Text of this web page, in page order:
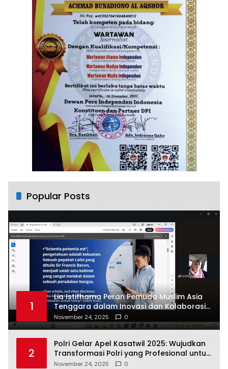
Popular Posts
1
Lia Istifhama Peran Pemuda Muslim Asia
Tenggara dalam Inovasi dan Kolaborasi
Internasional
November 24, 2025 0
2
Polri Gelar Apel Kasatwil 2025: Wujudkan
Transformasi Polri yang Profesional untuk
Masyarakat
November 24, 2025 0